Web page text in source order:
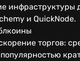
и QuickNode.
торгов: